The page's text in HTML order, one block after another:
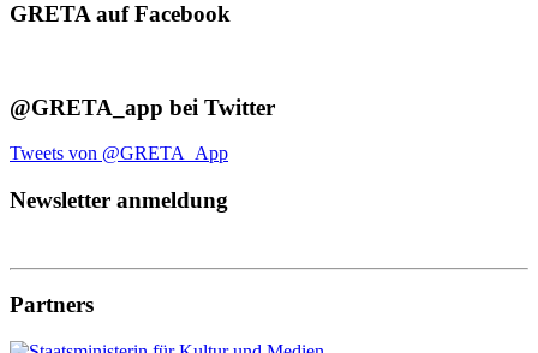
GRETA auf Facebook
@GRETA_app bei Twitter
Tweets von @GRETA_App
Newsletter anmeldung
Partners